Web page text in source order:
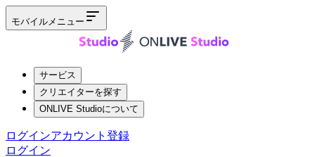
モバイルメニュー
サービス
クリエイターを探す
ONLIVE Studioについて
ログインアカウント登録
ログイン